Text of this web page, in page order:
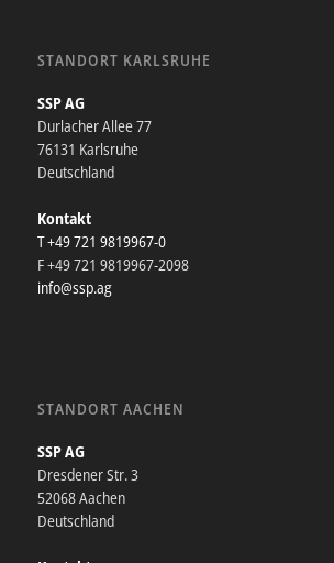
STANDORT KARLSRUHE
SSP AG
Durlacher Allee 77
76131 Karlsruhe
Deutschland
Kontakt
T +49 721 9819967-0
F +49 721 9819967-2098
info@ssp.ag
STANDORT AACHEN
SSP AG
Dresdener Str. 3
52068 Aachen
Deutschland